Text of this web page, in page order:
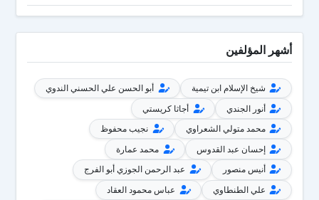
أشهر المؤلفين
شيخ الإسلام ابن تيمية
أبو الحسن علي الحسني الندوي
أنور الجندي
أجاثا كريستي
محمد متولي الشعراوي
نجيب محفوظ
إحسان عبد القدوس
محمد عمارة
أنيس منصور
عبد الرحمن الجوزي أبو الفرج
علي الطنطاوي
عباس محمود العقاد